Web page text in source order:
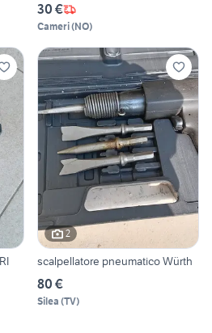
30 €
Cameri(NO)
2
scalpellatore pneumatico Würth
80 €
Silea (TV)